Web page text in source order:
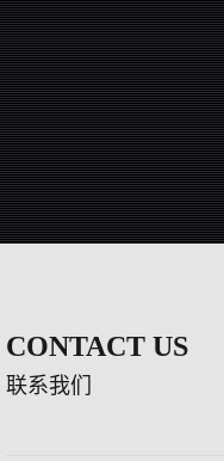
CONTACT US
联系我们